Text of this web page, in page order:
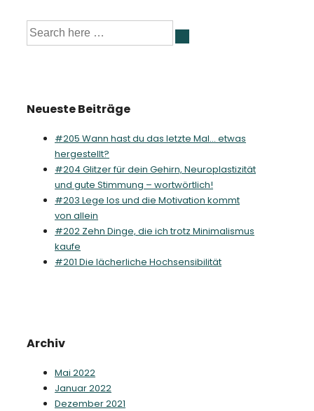
Suche
nach:
Neueste Beiträge
#205 Wann hast du das letzte Mal… etwas
hergestellt?
#204 Glitzer für dein Gehirn, Neuroplastizität
und gute Stimmung – wortwörtlich!
#203 Lege los und die Motivation kommt
von allein
#202 Zehn Dinge, die ich trotz Minimalismus
kaufe
#201 Die lächerliche Hochsensibilität
Archiv
Mai 2022
Januar 2022
Dezember 2021